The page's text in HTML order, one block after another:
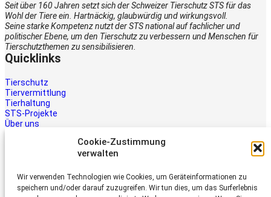
Cookie-Zustimmung
verwalten
Wir verwenden Technologien wie Cookies, um Geräteinformationen zu
speichern und/oder darauf zuzugreifen. Wir tun dies, um das Surferlebnis
Seit über 160 Jahren setzt sich der Schweizer Tierschutz STS für das
Wohl der Tiere ein. Hartnäckig, glaubwürdig und wirkungsvoll.
Seine starke Kompetenz nutzt der STS national auf fachlicher und
politischer Ebene, um den Tierschutz zu verbessern und Menschen für
Tierschutzthemen zu sensibilisieren.
Quicklinks
Tierschutz
Tiervermittlung
Tierhaltung
STS-Projekte
Über uns
Tiere brauchen Hilfe – auch Ihre.
Unterstützen Sie die Arbeit des